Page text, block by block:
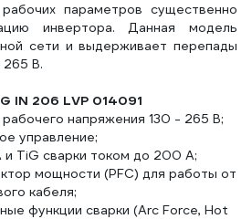
параметров существенно
инвертора. Данная модель
сети и выдерживает перепады
265 В.
IN 206 LVP 014091
напряжения 130 - 265 В;
управление;
TiG сварки током до 200 А;
мощности (PFC) для работы от
кабеля;
функции сварки (Arc Force, Hot